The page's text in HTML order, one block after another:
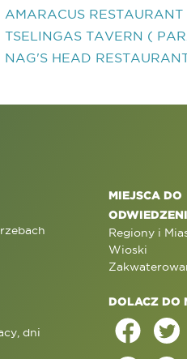
AMARACUS RESTAURANT
TSELINGAS TAVERN (
NAG'S HEAD
dni
MIEJSCA DO
Regiony i
Wioski
DOLACZ DO